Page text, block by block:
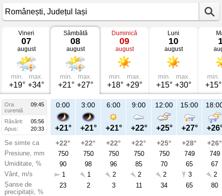
Vremea
Românești
mâine
Județul
Iași
Vineri
07
august
min.
+19°
max.
+34°
Sâmbătă
08
august
min.
+21°
max.
+27°
Duminică
09
august
min.
+18°
max.
+29°
Luni
10
august
min.
+15°
max.
+30°
min.
+15°
Ora
09:45
curentă
Răsărit:
05:56
Apus:
20:33
Se simte ca
Presiune, mm
Umiditate, %
Vânt, m/s
Șanse de
precipitații, %
21:00
+25°
+26°
750
80
1
86
Sâ
aug
0:00
+21°
+22°
750
90
1
23
3:00
+21°
+22°
750
98
1
2
6:00
+21°
+22°
750
96
2
3
9:00
+22°
+22°
750
85
2
11
12:00
+25°
+25°
750
70
2
34
15:00
+27°
+28°
749
65
3
65
+26°
749
67
2
80